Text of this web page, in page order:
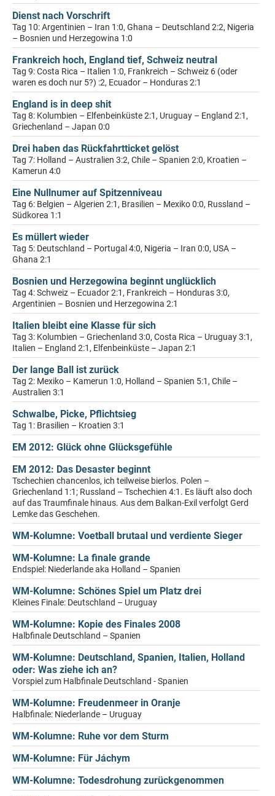
Dienst nach Vorschrift
Tag 10: Argentinien – Iran 1:0, Ghana – Deutschland 2:2, Nigeria
– Bosnien und Herzegowina 1:0
Frankreich hoch, England tief, Schweiz neutral
Tag 9: Costa Rica – Italien 1:0, Frankreich – Schweiz 6 (oder
waren es doch nur 5?) :2, Ecuador – Honduras 2:1
England is in deep shit
Tag 8: Kolumbien – Elfenbeinküste 2:1, Uruguay – England 2:1,
Griechenland – Japan 0:0
Drei haben das Rückfahrtticket gelöst
Tag 7: Holland – Australien 3:2, Chile – Spanien 2:0, Kroatien –
Kamerun 4:0
Eine Nullnumer auf Spitzenniveau
Tag 6: Belgien – Algerien 2:1, Brasilien – Mexiko 0:0, Russland –
Südkorea 1:1
Es müllert wieder
Tag 5: Deutschland – Portugal 4:0, Nigeria – Iran 0:0, USA –
Ghana 2:1
Bosnien und Herzegowina beginnt unglücklich
Tag 4: Schweiz – Ecuador 2:1, Frankreich – Honduras 3:0,
Argentinien – Bosnien und Herzegowina 2:1
Italien bleibt eine Klasse für sich
Tag 3: Kolumbien – Griechenland 3:0, Costa Rica – Uruguay 3:1,
Italien – England 2:1, Elfenbeinküste – Japan 2:1
Der lange Ball ist zurück
Tag 2: Mexiko – Kamerun 1:0, Holland – Spanien 5:1, Chile –
Australien 3:1
Schwalbe, Picke, Pflichtsieg
Tag 1: Brasilien – Kroatien 3:1
EM 2012: Glück ohne Glücksgefühle
EM 2012: Das Desaster beginnt
Tschechien chancenlos, ich teilweise bierlos. Polen –
Griechenland 1:1; Russland – Tschechien 4:1. Es läuft also doch
auf das Traumfinale hinaus. Aus dem Balkan-Exil verfolgt Gerd
Lemke das Geschehen.
WM-Kolumne: Voetball brutaal und verdiente Sieger
WM-Kolumne: La finale grande
Endspiel: Niederlande aka Holland – Spanien
WM-Kolumne: Schönes Spiel um Platz drei
Kleines Finale: Deutschland – Uruguay
WM-Kolumne: Kopie des Finales 2008
Halbfinale Deutschland – Spanien
WM-Kolumne: Deutschland, Spanien, Italien, Holland
oder: Was ziehe ich an?
Vorspiel zum Halbfinale Deutschland - Spanien
WM-Kolumne: Freudenmeer in Oranje
Halbfinale: Niederlande – Uruguay
WM-Kolumne: Ruhe vor dem Sturm
WM-Kolumne: Für Jáchym
WM-Kolumne: Todesdrohung zurückgenommen